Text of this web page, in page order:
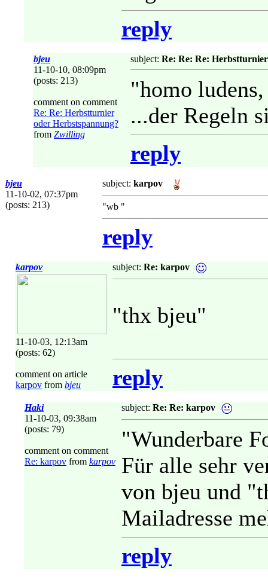
reply
bjeu
11-10-10, 08:09pm
(posts: 213)
comment on comment
Re: Re: Herbstturnier
oder Herbstspannung?
from Zwilling
subject: Re: Re: Re:
"homo ludens,
...der Regeln
reply
bjeu
11-10-02, 07:37pm
(posts: 213)
subject: karpov
"wb "
reply
karpov
11-10-03, 12:13am
(posts: 62)
comment on article
karpov from bjeu
subject: Re: karpov
"thx bjeu"
reply
Haki
11-10-03, 09:38am
(posts: 79)
comment on comment
Re: karpov from karpov
subject: Re: Re: karpov
"Wunderbare
Für alle sehr
von bjeu und
Mailadresse
reply